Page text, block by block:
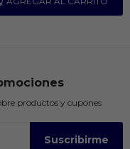
productos y cupones
Suscribirme